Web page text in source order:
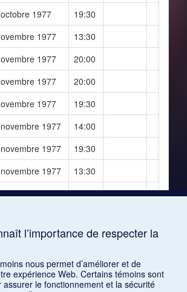
1977
19:30
1977
13:30
1977
20:00
1977
20:00
1977
19:30
1977
14:00
1977
19:30
1977
13:30
1977
19:30
1977
20:00
1977
14:00
1978 19:00
l’importance de respecter la
nous permet d’améliorer et de
expérience Web. Certains témoins sont
assurer le fonctionnement et la sécurité